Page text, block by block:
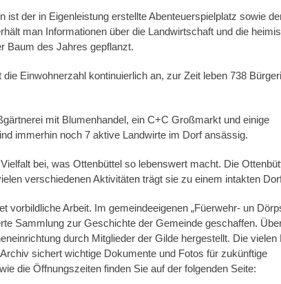
ist der in Eigenleistung erstellte Abenteuerspielplatz sowie
man Informationen über die Landwirtschaft und die
Baum des Jahres gepflanzt.
Einwohnerzahl kontinuierlich an, zur Zeit leben 738
mit Blumenhandel, ein C+C Großmarkt und einige
immerhin noch 7 aktive Landwirte im Dorf ansässig.
bei, was Ottenbüttel so lebenswert macht. Die
verschiedenen Aktivitäten trägt sie zu einem intakten
vorbildliche Arbeit. Im gemeindeeigenen „Füerwehr- un
Sammlung zur Geschichte der Gemeinde geschaffen.
durch Mitglieder der Gilde hergestellt. Die vielen
sichert wichtige Dokumente und Fotos für zukünftige
die Öffnungszeiten finden Sie auf der folgenden Seite: